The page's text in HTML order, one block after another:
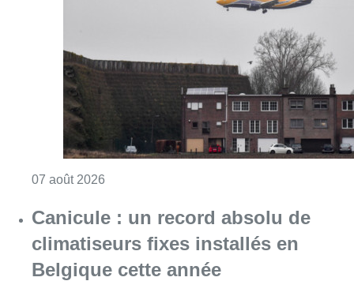
07 août 2026
Canicule : un record absolu de
climatiseurs fixes installés en
Belgique cette année